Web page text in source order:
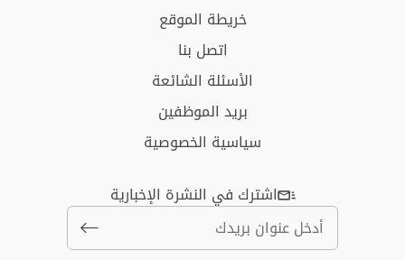
خريطة الموقع
اتصل بنا
الأسئلة الشائعة
بريد الموظفين
سياسية الخصوصية
اشترك في النشرة الإخبارية